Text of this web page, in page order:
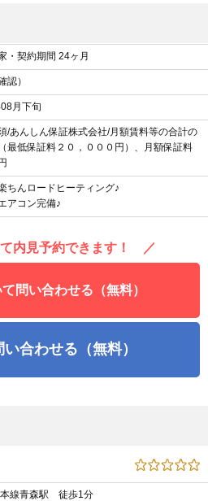
・契約期間 24ヶ月
認）
月下旬
/あんしん保証株式会社/月額賃料等の合計の
最低保証料２０，０００円）、月額保証料
ちんロードヒーティング♪
アコン完備♪
内見予約できます！ ／
問い合わせる（無料）
合わせる（無料）
本線青森駅 徒歩1分